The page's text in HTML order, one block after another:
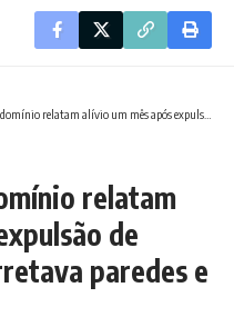
um mês após expulsão de manobrista que marretava paredes e intimidava vizinhos
relatam
de
paredes e